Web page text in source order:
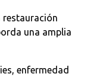
restauración
una amplia
enfermedad